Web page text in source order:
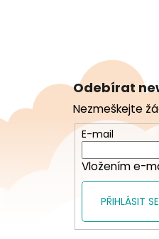
a
Odebírat
Nezmeškejte
E-mail
Vložením e-
PŘIHLÁSIT SE